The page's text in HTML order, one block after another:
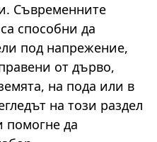
Съвременните
способни да
под напрежение,
от дърво,
на пода или в
на този раздел
помогне да